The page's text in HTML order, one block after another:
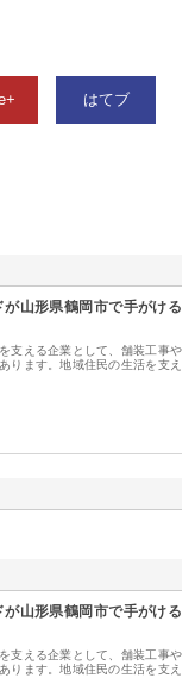
はてブ
山形県鶴岡市で手がける
支える企業として、舗装工事や
ります。地域住民の生活を支え
山形県鶴岡市で手がける
支える企業として、舗装工事や
ります。地域住民の生活を支え